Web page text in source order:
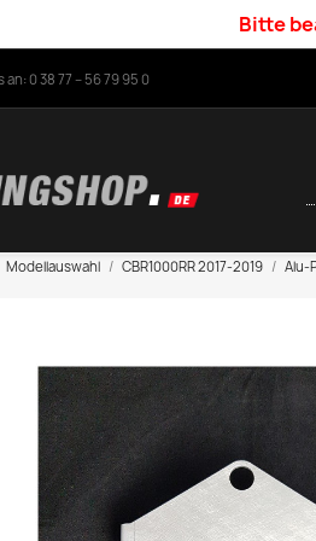
Bitte
an:0 38 77 – 56 79 95 0
Modellauswahl CBR1000RR 2017-2019 Alu-